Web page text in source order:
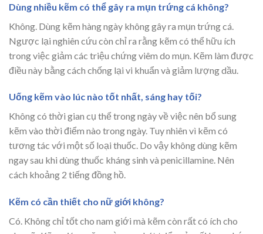
Dùng nhiều kẽm có thể gây ra mụn trứng cá không?
Không. Dùng kẽm hàng ngày không gây ra mụn trứng cá.
Ngược lại nghiên cứu còn chỉ ra rằng kẽm có thể hữu ích
trong việc giảm các triệu chứng viêm do mụn. Kẽm làm được
điều này bằng cách chống lại vi khuẩn và giảm lượng dầu.
Uống kẽm vào lúc nào tốt nhất, sáng hay tối?
Không có thời gian cụ thể trong ngày về việc nên bổ sung
kẽm vào thời điểm nào trong ngày. Tuy nhiên vì kẽm có
tương tác với một số loại thuốc. Do vậy không dùng kẽm
ngay sau khi dùng thuốc kháng sinh và penicillamine. Nên
cách khoảng 2 tiếng đồng hồ.
Kẽm có cần thiết cho nữ giới không?
Có. Không chỉ tốt cho nam giới mà kẽm còn rất có ích cho